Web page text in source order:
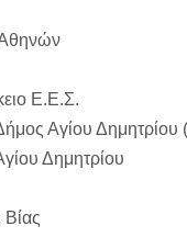
Αθηνών
Ε.Ε.Σ.
Αγίου Δημητρίου (
Δημητρίου